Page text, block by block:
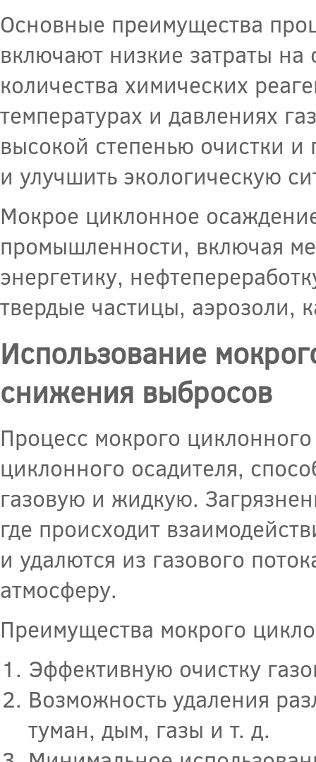
Основные преимущества
включают низкие затраты
количества химических
температурах и давлениях
высокой степенью очистки и
и улучшить экологическую
Мокрое циклонное
промышленности, включая
энергетику,
твердые частицы, аэрозоли,
Использование
снижения выбросов
Процесс мокрого
циклонного осадителя,
газовую и жидкую.
где происходит
и удалются из газового
атмосферу.
Преимущества мокрого
Эффективную очистку
Возможность удаления
туман, дым, газы и т. д.